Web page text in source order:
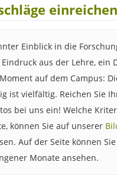
einreichen
Einblick in die
aus der Lehre, ein
auf dem Campus:
ist vielfältig. Reichen Sie
bei uns ein! Welche
können Sie auf unserer
Auf der Seite können
Monate ansehen.